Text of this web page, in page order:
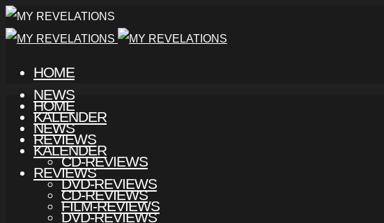
HOME
NEWS
KALENDER
REVIEWS
CD-REVIEWS
DVD-REVIEWS
FILM-REVIEWS
HOME
NEWS
KALENDER
REVIEWS
CD-REVIEWS
DVD-REVIEWS